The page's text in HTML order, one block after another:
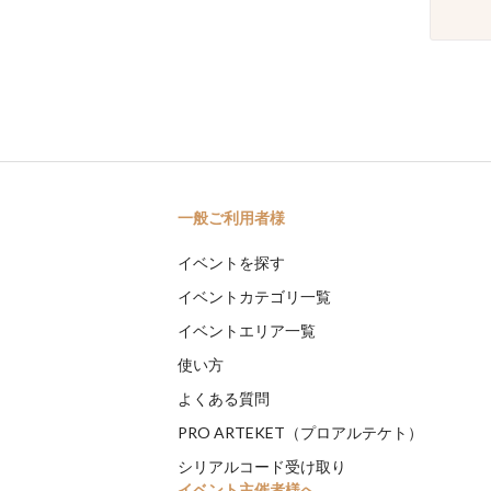
一般ご利用者様
イベントを探す
イベントカテゴリ一覧
イベントエリア一覧
使い方
よくある質問
PRO ARTEKET（プロアルテケト）
シリアルコード受け取り